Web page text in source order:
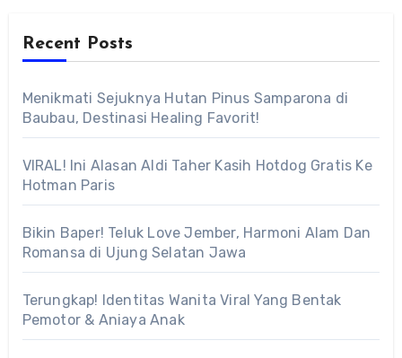
Recent Posts
Menikmati Sejuknya Hutan Pinus Samparona di
Baubau, Destinasi Healing Favorit!
VIRAL! Ini Alasan Aldi Taher Kasih Hotdog Gratis Ke
Hotman Paris
Bikin Baper! Teluk Love Jember, Harmoni Alam Dan
Romansa di Ujung Selatan Jawa
Terungkap! Identitas Wanita Viral Yang Bentak
Pemotor & Aniaya Anak